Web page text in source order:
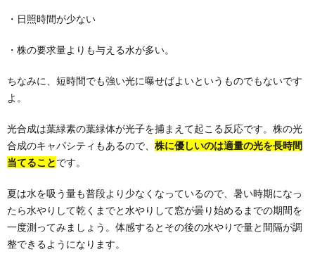
・日照時間が少ない
・株の要求量よりも与える水が多い。
ちなみに、短時間でも強い光に曝せばよいというものでもないです
よ。
光合成は葉緑素の葉緑体が光子を捕まえて起こる反応です。株の光
合成のキャパシティもあるので、 株に優しいのは適量の光を長時間
当てることです。
夏は水を吸う量も普段より少なくなっているので、暑い時期になっ
たら水やりして乾くまでと水やりして窓が曇り始めるまでの期間を
一度測ってみましょう。体感するとその後の水やりで量と間隔が調
整できるようになります。